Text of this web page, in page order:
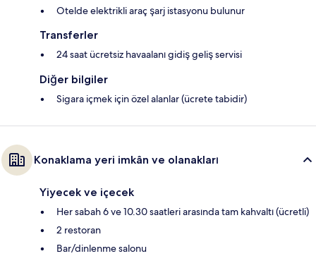
Otelde elektrikli araç şarj istasyonu bulunur
Transferler
24 saat ücretsiz havaalanı gidiş geliş servisi
Diğer bilgiler
Sigara içmek için özel alanlar (ücrete tabidir)
Konaklama yeri imkân ve olanakları
Yiyecek ve içecek
Her sabah 6 ve 10.30 saatleri arasında tam kahvaltı (ücretli)
2 restoran
Bar/dinlenme salonu